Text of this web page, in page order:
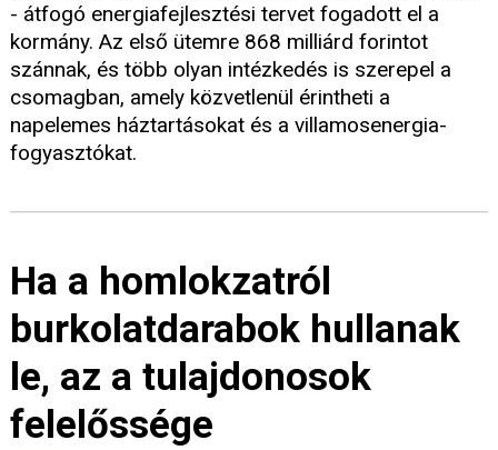
- átfogó energiafejlesztési tervet fogadott el a
kormány. Az első ütemre 868 milliárd forintot
szánnak, és több olyan intézkedés is szerepel a
csomagban, amely közvetlenül érintheti a
napelemes háztartásokat és a villamosenergia-
fogyasztókat.
Ha a homlokzatról
burkolatdarabok hullanak
le, az a tulajdonosok
felelőssége